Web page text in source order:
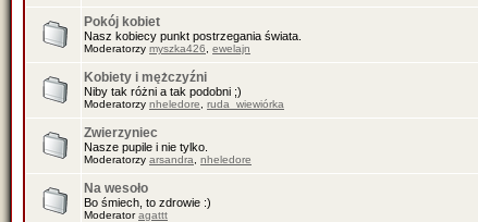
Pokój kobiet
Nasz kobiecy punkt postrzegania świata.
Moderatorzy myszka426 ewelajn
Kobiety i mężczyźni
Niby tak różni a tak podobni ;)
Moderatorzy nheledore ruda_wiewiórka
Zwierzyniec
Nasze pupile i nie tylko.
Moderatorzy arsandra nheledore
Na wesoło
Bo śmiech, to zdrowie :)
Moderatoragattt